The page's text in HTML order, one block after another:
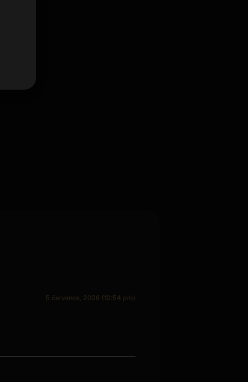
5 července, 2026 (12:54 pm)